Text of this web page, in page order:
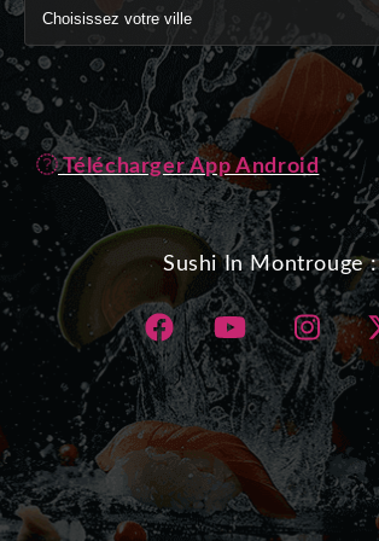
Télécharger App Android
Sushi In Montrouge :